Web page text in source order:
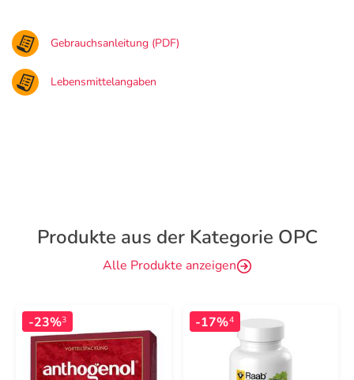
Gebrauchsanleitung (PDF)
Lebensmittelangaben
Produkte aus der Kategorie OPC
Alle Produkte anzeigen
-23%3 -17%4